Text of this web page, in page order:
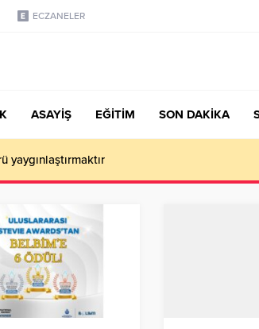
ECZANELER
ASAYİŞ EĞİTİM SON DAKİKA
yaygınlaştırmaktır